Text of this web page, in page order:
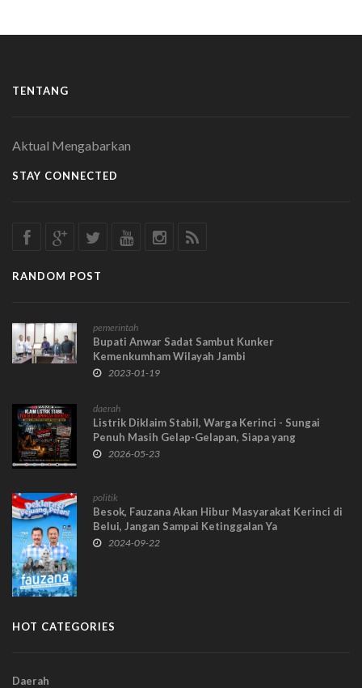
TENTANG
Aktual Mengabarkan
STAY CONNECTED
RANDOM POST
pemerintah
Bupati Anwar Sadat Sambut Kunker
Kemenkumham Wilayah Jambi
2023-01-19
daerah
Listrik Diklaim Stabil, Warga Kerinci - Sungai
Penuh Masih Gelap-Gelapan, Siapa yang
Berbohong?
2026-05-23
politik
Besok, Fauzana Akan Hibur Masyarakat Kerinci di
Belui, Jangan Sampai Ketinggalan Ya
2024-09-22
HOT CATEGORIES
Daerah